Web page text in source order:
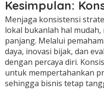
Kesimpulan:
Menjaga konsistensi
lokal bukanlah hal
panjang. Melalui
daya, inovasi bijak, dan
dengan percaya diri.
untuk mempertahankan
sehingga bisnis tetap